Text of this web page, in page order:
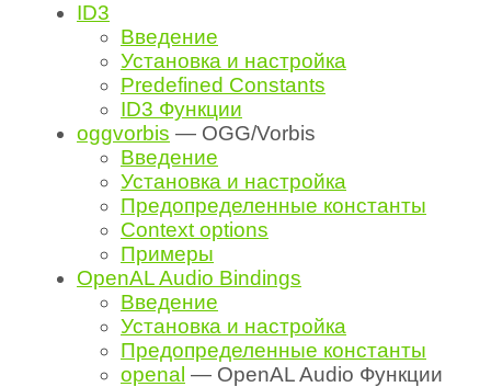
ID3
Введение
Установка и настройка
Predefined Constants
ID3 Функции
oggvorbis — OGG/Vorbis
Введение
Установка и настройка
Предопределенные константы
Context options
Примеры
OpenAL Audio Bindings
Введение
Установка и настройка
Предопределенные константы
openal — OpenAL Audio Функции